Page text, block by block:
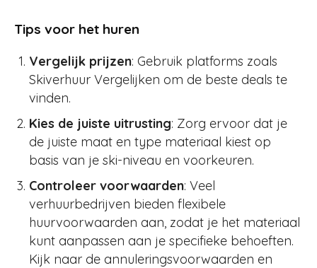
Tips voor het huren
Vergelijk prijzen: Gebruik platforms zoals
Skiverhuur Vergelijken om de beste deals te
vinden.
Kies de juiste uitrusting: Zorg ervoor dat je
de juiste maat en type materiaal kiest op
basis van je ski-niveau en voorkeuren.
Controleer voorwaarden: Veel
verhuurbedrijven bieden flexibele
huurvoorwaarden aan, zodat je het materiaal
kunt aanpassen aan je specifieke behoeften.
Kijk naar de annuleringsvoorwaarden en